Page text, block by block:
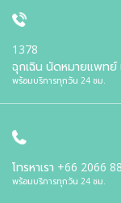
1378
ฉุกเฉิน นัดหมายแพทย์
พร้อมบริการทุกวัน 24 ชม.
โทรหาเรา +66 2066
พร้อมบริการทุกวัน 24 ชม.